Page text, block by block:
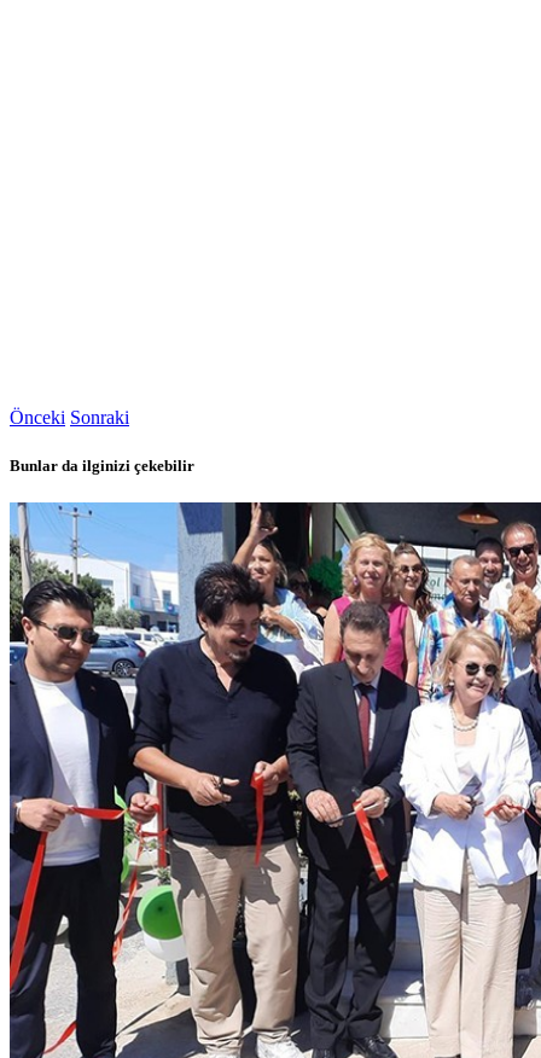
Önceki Sonraki
Bunlar da ilginizi çekebilir